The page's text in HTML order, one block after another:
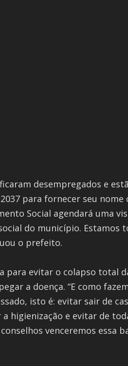
desempregados e
para fornecer seu
Social agendará uma
do município. Estamos
o prefeito.
para evitar o colapso total
a doença. “E como
isto é: evitar sair de
higienização e evitar de
venceremos essa